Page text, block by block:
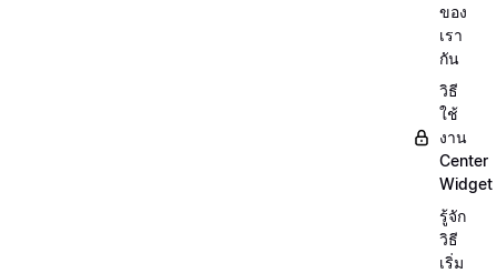
ของ
เรา
กัน
วิธี
ใช้
งาน
Center
Widget
รู้จัก
วิธี
เริ่ม